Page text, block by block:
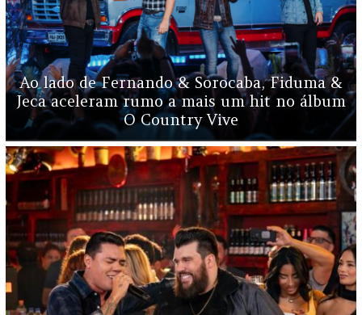
Ao lado de Fernando & Sorocaba, Fiduma &
Jeca aceleram rumo a mais um hit no álbum
O Country Vive